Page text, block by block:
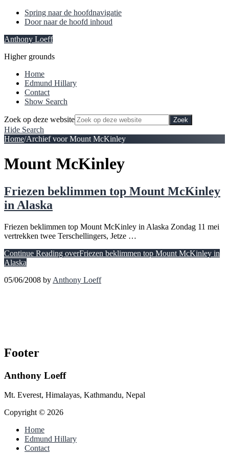
Spring naar de hoofdnavigatie
Door naar de hoofd inhoud
Anthony Loeff
Higher grounds
Home
Edmund Hillary
Contact
Show Search
Zoek op deze website
Hide Search
Home/Archief voor Mount McKinley
Mount McKinley
Friezen beklimmen top Mount McKinley
in Alaska
Friezen beklimmen top Mount McKinley in Alaska Zondag 11 mei
vertrekken twee Terschellingers, Jetze …
Continue Reading overFriezen beklimmen top Mount McKinley in
Alaska
05/06/2008 by Anthony Loeff
Footer
Anthony Loeff
Mt. Everest, Himalayas, Kathmandu, Nepal
Copyright © 2026
Home
Edmund Hillary
Contact